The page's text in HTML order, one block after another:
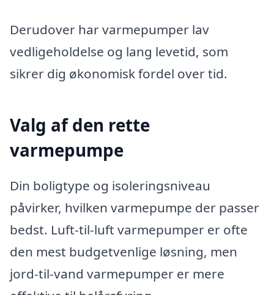
Derudover har varmepumper lav
vedligeholdelse og lang levetid, som
sikrer dig økonomisk fordel over tid.
Valg af den rette
varmepumpe
Din boligtype og isoleringsniveau
påvirker, hvilken varmepumpe der passer
bedst. Luft-til-luft varmepumper er ofte
den mest budgetvenlige løsning, men
jord-til-vand varmepumper er mere